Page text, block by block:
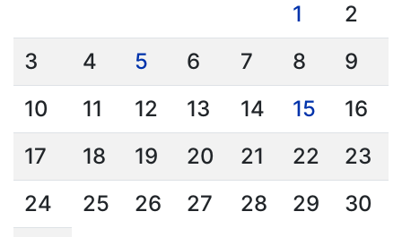
1
2
3
4 5 6 7 8
9
10
11 12 13 14 15
16
17
18 19 20 21 22
23
24
25 26 27 28 29
30